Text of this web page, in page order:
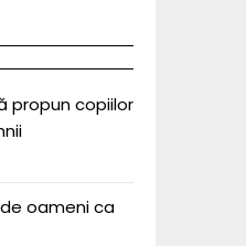
propun copiilor
oameni ca